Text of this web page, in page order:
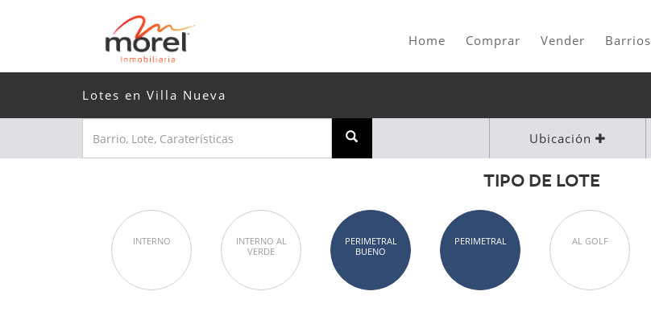
Home Comprar Vender Barrios
Lotes en Villa Nueva
Ubicación
TIPO DE LOTE
INTERNO
INTERNO AL
VERDE
PERIMETRAL
BUENO
PERIMETRAL AL GOLF